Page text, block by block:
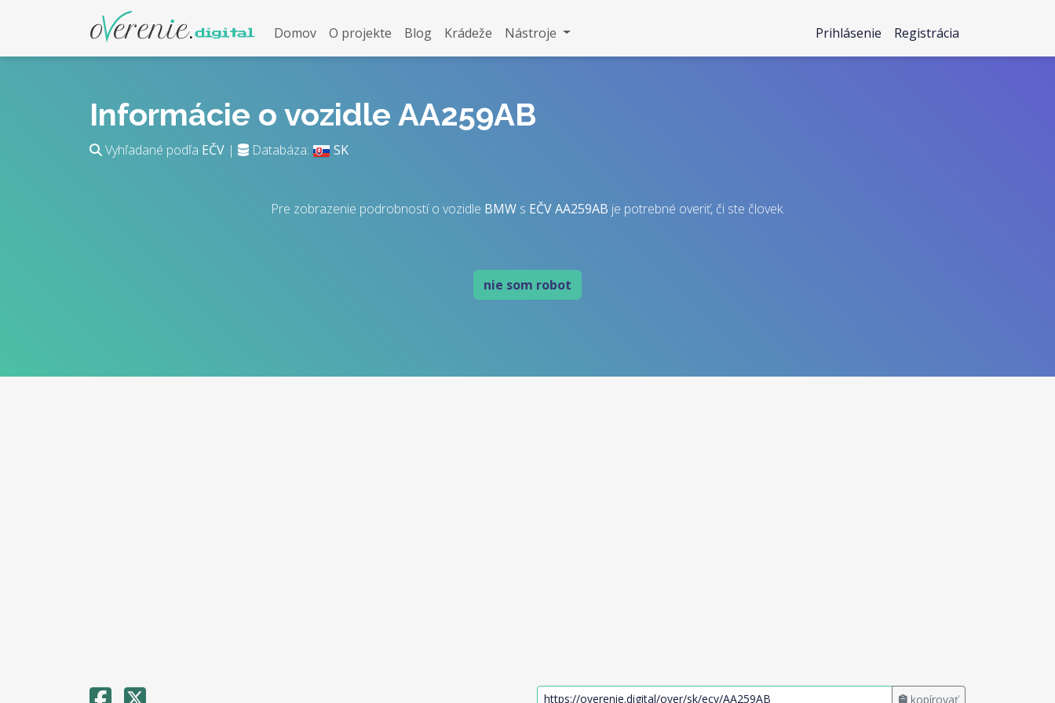
Domov O projekte Blog Krádeže Nástroje Prihlásenie Registrácia
Informácie o vozidle AA259AB
Vyhľadané podľa EČV | Databáza: SK
Pre zobrazenie podrobností o vozidle BMWs EČV AA259AB je potrebné overiť, či ste človek.
nie som robot
kopírovať